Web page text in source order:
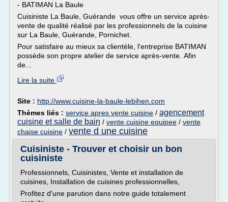
- BATIMAN La Baule
Cuisiniste La Baule, Guérande vous offre un service après-
vente de qualité réalisé par les professionnels de la cuisine
sur La Baule, Guérande, Pornichet.
Pour satisfaire au mieux sa clientèle, l'entreprise BATIMAN
possède son propre atelier de service après-vente. Afin
de...
Lire la suite
Site : http://www.cuisine-la-baule-lebihen.com
Thèmes liés : service apres vente cuisine / agencement
cuisine et salle de bain / vente cuisine equipee / vente
chaise cuisine / vente d une cuisine
Cuisiniste - Trouver et choisir un bon
cuisiniste
Professionnels, Cuisinistes, Vente et installation de
cuisines, Installation de cuisines professionnelles,
Profitez d'une parution dans notre guide totalement